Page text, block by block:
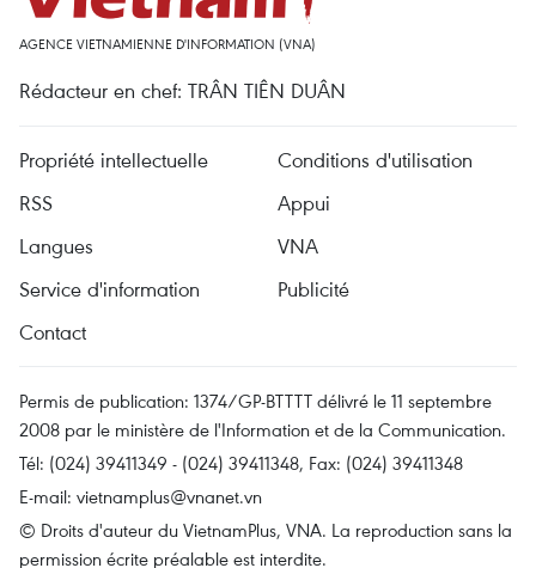
AGENCE VIETNAMIENNE D'INFORMATION (VNA)
Rédacteur en chef: TRÂN TIÊN DUÂN
Propriété intellectuelle
Conditions d'utilisation
RSS
Appui
Langues
VNA
Service d'information
Publicité
Contact
Permis de publication: 1374/GP-BTTTT délivré le 11 septembre
2008 par le ministère de l'Information et de la Communication.
Tél: (024) 39411349 - (024) 39411348, Fax: (024) 39411348
E-mail: vietnamplus@vnanet.vn
© Droits d'auteur du VietnamPlus, VNA. La reproduction sans la
permission écrite préalable est interdite.